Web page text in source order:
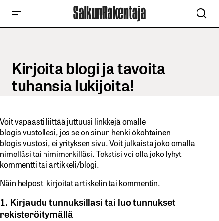
Kirjoita blogi ja tavoita
tuhansia lukijoita!
Voit vapaasti liittää juttuusi linkkejä omalle
blogisivustollesi, jos se on sinun henkilökohtainen
blogisivustosi, ei yrityksen sivu. Voit julkaista joko omalla
nimelläsi tai nimimerkilläsi. Tekstisi voi olla joko lyhyt
kommentti tai artikkeli/blogi.
Näin helposti kirjoitat artikkelin tai kommentin.
1. Kirjaudu tunnuksillasi tai luo tunnukset
rekisteröitymällä